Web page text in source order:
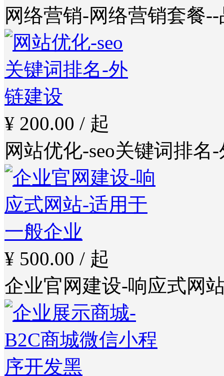
网络营销-网络营销套餐
¥ 200.00 / 起
网站优化-seo关键词排名
¥ 500.00 / 起
企业官网建设-响应式网